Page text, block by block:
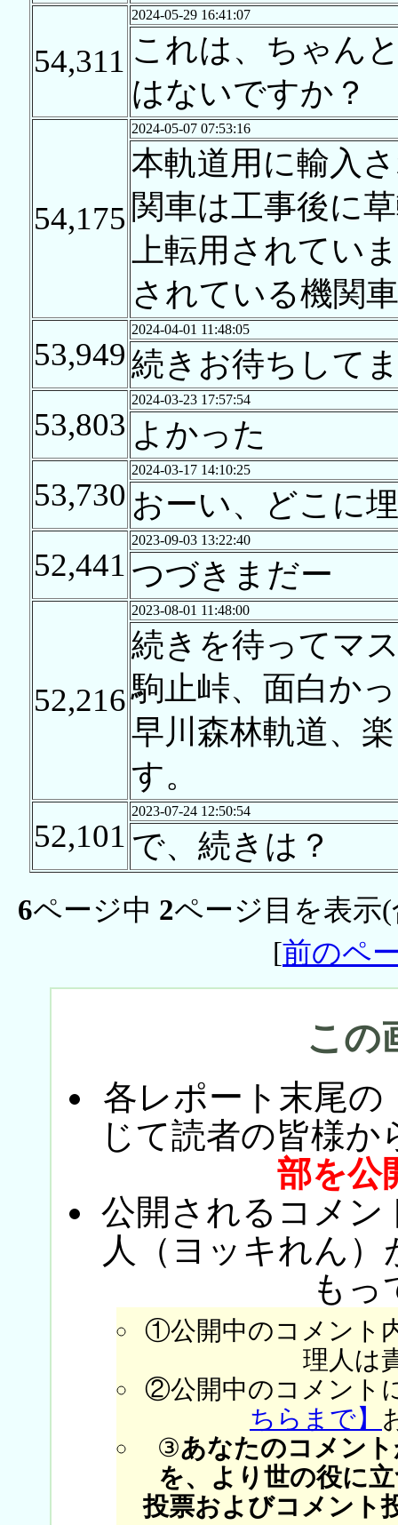
54,311
2024-05-29 16:41:07
これは、ちゃん
はないですか？
54,175
2024-05-07 07:53:16
本軌道用に輸入
関車は工事後に
上転用されてい
されている機関
53,949
2024-04-01 11:48:05
続きお待ちして
53,803
2024-03-23 17:57:54
よかった
53,730
2024-03-17 14:10:25
おーい、どこに
52,441
2023-09-03 13:22:40
つづきまだー
52,216
2023-08-01 11:48:00
続きを待ってマ
駒止峠、面白か
早川森林軌道、
す。
52,101
2023-07-24 12:50:54
で、続きは？
6ページ中 2ページ目を表示
[前のペ
この
各レポート末尾の
じて読者の皆様か
部を公
公開されるコメン
人（ヨッキれん
もっ
①公開中のコメント
理人は
②公開中のコメント
ちらまで】
③あなたのコメン
を、より世の役に
投票およびコメント